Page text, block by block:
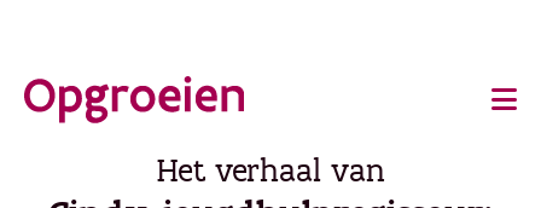
direct
Main
navigationHet verhaal van